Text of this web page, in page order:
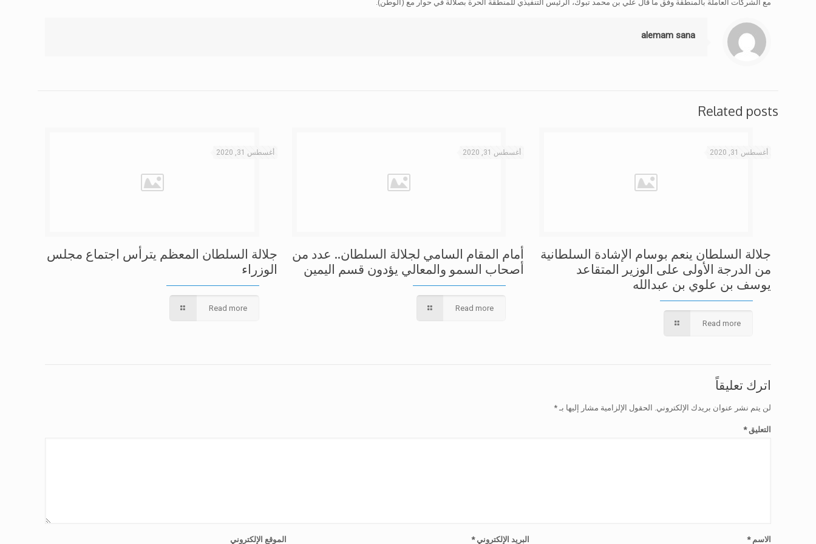
مع الشركات العاملة بالمنطقة وفق ما قال علي بن محمد تبوك، الرئيس التنفيذي للمنطقة الحرة بصلالة في حوار مع (الوطن).
alemam sana
Related posts
أغسطس 31, 2020
جلالة السلطان ينعم بوسام الإشادة السلطانية
من الدرجة الأولى على الوزير المتقاعد
يوسف بن علوي بن عبدالله
Read more
أغسطس 31, 2020
أمام المقام السامي لجلالة السلطان.. عدد من
أصحاب السمو والمعالي يؤدون قسم اليمين
Read more
أغسطس 31, 2020
جلالة السلطان المعظم يترأس اجتماع مجلس
الوزراء
Read more
اترك تعليقاً
لن يتم نشر عنوان بريدك الإلكتروني. الحقول الإلزامية مشار إليها بـ*
التعليق*
الاسم* البريد الإلكتروني* الموقع الإلكتروني